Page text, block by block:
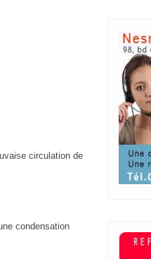
circulation de
condensation